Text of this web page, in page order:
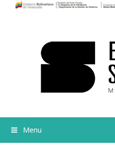
Menu